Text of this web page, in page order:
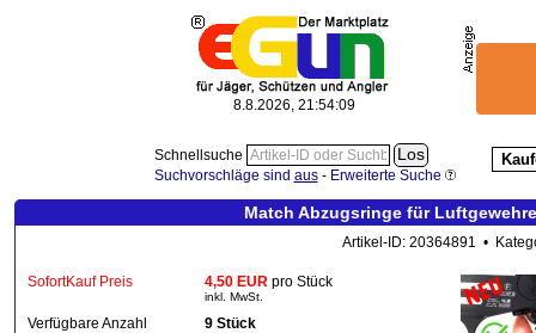
8.8.2026, 21:54:10
Schnellsuche
Suchvorschläge sind aus- Erweiterte Suche
Match Abzugsringe für
Artikel-ID: 20364891 •
SofortKauf Preis 4,50 EUR pro Stück
inkl. MwSt.
Verfügbare Anzahl
9 Stück